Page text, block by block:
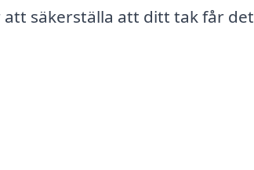
säkerställa att ditt tak får det